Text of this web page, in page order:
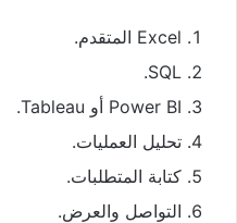
Excel المتقدم.
SQL.
Power BI أو Tableau.
تحليل العمليات.
كتابة المتطلبات.
التواصل والعرض.